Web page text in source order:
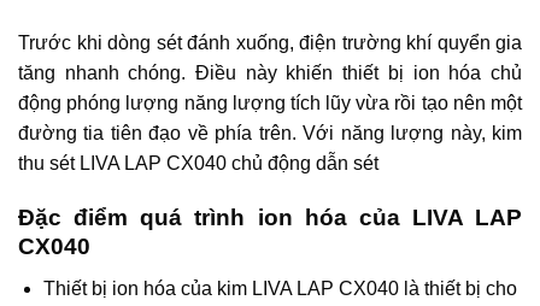
Trước khi dòng sét đánh xuống, điện trường khí quyển gia
tăng nhanh chóng. Điều này khiến thiết bị ion hóa chủ
động phóng lượng năng lượng tích lũy vừa rồi tạo nên một
đường tia tiên đạo về phía trên. Với năng lượng này, kim
thu sét LIVA LAP CX040 chủ động dẫn sét
Đặc điểm quá trình ion hóa của LIVA LAP
CX040
Thiết bị ion hóa của kim LIVA LAP CX040 là thiết bị cho